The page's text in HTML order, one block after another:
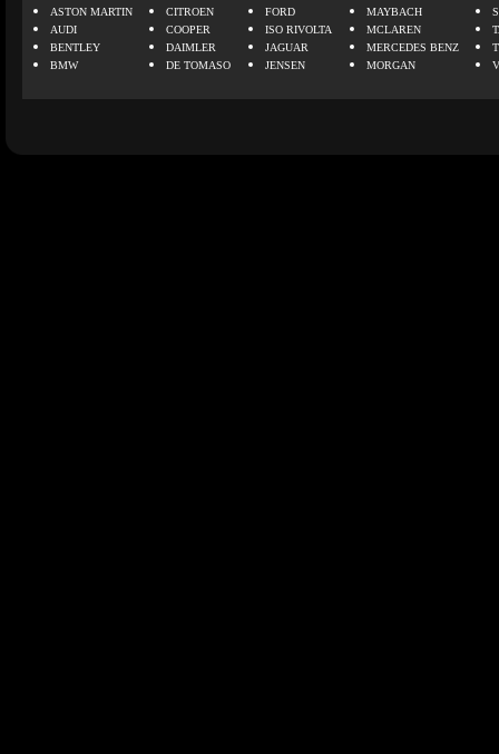
ASTON MARTIN
AUDI
BENTLEY
BMW
CITROEN
COOPER
DAIMLER
DE TOMASO
FORD
ISO RIVOLTA
JAGUAR
JENSEN
MAYBACH
MCLAREN
MERCEDES BENZ
MORGAN